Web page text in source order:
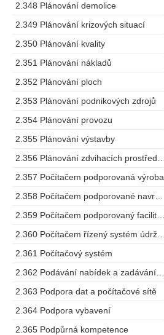
2.348 Plánování demolice
2.349 Plánování krizových situací
2.350 Plánování kvality
2.351 Plánování nákladů
2.352 Plánování ploch
2.353 Plánování podnikových zdrojů
2.354 Plánování provozu
2.355 Plánování výstavby
2.357 Počítačem podporovaná výroba
2.361 Počítačový systém
2.363 Podpora dat a počítačové sítě
2.364 Podpora vybavení
2.365 Podpůrná kompetence